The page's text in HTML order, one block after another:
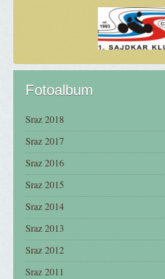
Fotoalbum
Sraz 2018
Sraz 2017
Sraz 2016
Sraz 2015
Sraz 2014
Sraz 2013
Sraz 2012
Sraz 2011